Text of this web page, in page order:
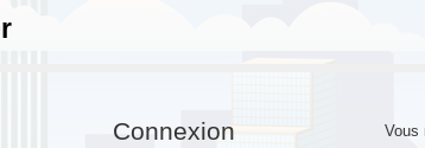
Connexion Vous